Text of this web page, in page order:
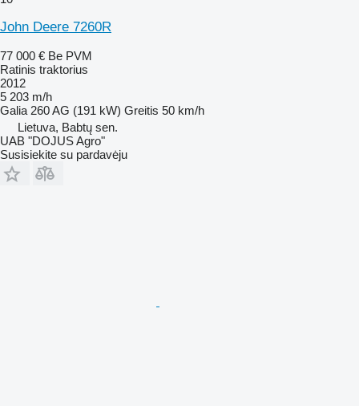
John Deere 7260R
77 000 € Be PVM
Ratinis traktorius
2012
5 203 m/h
Galia 260 AG (191 kW) Greitis 50 km/h
Lietuva, Babtų sen.
UAB "DOJUS Agro"
Susisiekite su pardavėju